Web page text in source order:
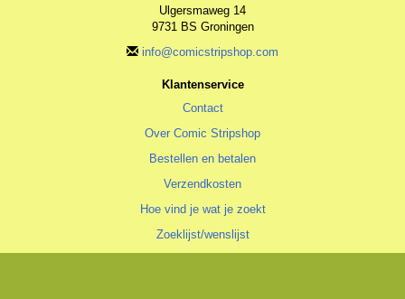
Ulgersmaweg 14
9731 BS Groningen
info@comicstripshop.com
Klantenservice
Contact
Over Comic Stripshop
Bestellen en betalen
Verzendkosten
Hoe vind je wat je zoekt
Zoeklijst/wenslijst